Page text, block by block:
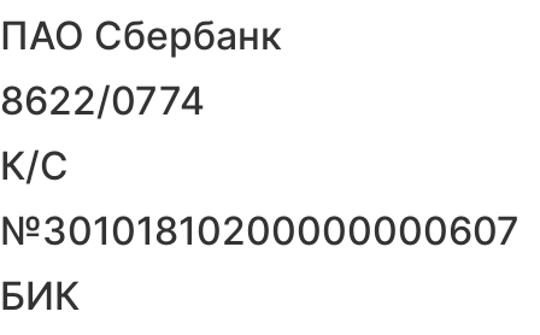
ПАО Сбербанк
8622/0774
К/С
№30101810200000000607
БИК